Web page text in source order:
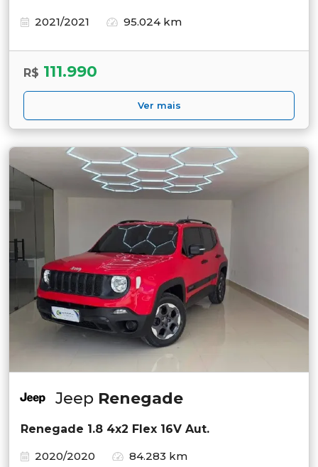
2021/2021
95.024 km
R$ 111.990
Ver mais
Jeep Renegade
Renegade 1.8 4x2 Flex 16V Aut.
2020/2020
84.283 km